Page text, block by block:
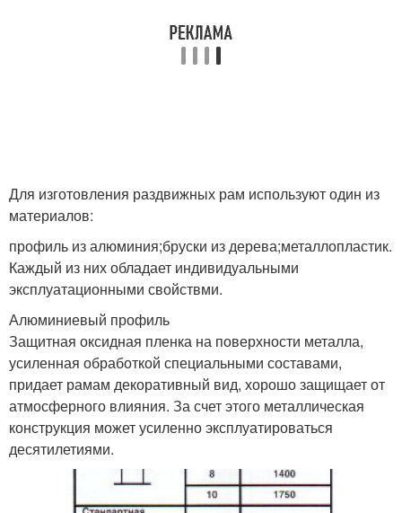
Для изготовления раздвижных рам используют один из
материалов:
профиль из алюминия;бруски из дерева;металлопластик.
Каждый из них обладает индивидуальными
эксплуатационными свойствми.
Алюминиевый профиль
Защитная оксидная пленка на поверхности металла,
усиленная обработкой специальными составами,
придает рамам декоративный вид, хорошо защищает от
атмосферного влияния. За счет этого металлическая
конструкция может усиленно эксплуатироваться
десятилетиями.